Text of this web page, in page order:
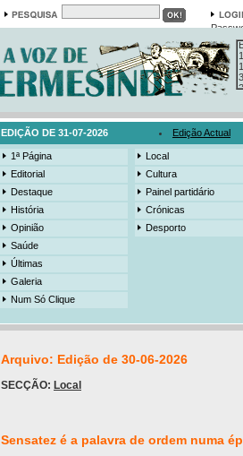
EDIÇÃO DE 31-07-2026 Edição Actual
1ª Página
Editorial
Destaque
História
Opinião
Saúde
Últimas
Galeria
Num Só Clique
Local
Cultura
Painel partidário
Crónicas
Desporto
Arquivo: Edição de 30-06-2026
SECÇÃO: Local
Sensatez é a palavra de ordem numa